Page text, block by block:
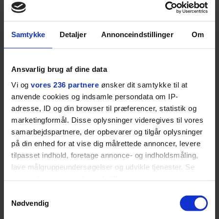
Samtykke Detaljer Annonceindstillinger Om
Ansvarlig brug af dine data
Vi og vores 236 partnere ønsker dit samtykke til at
anvende cookies og indsamle persondata om IP-
adresse, ID og din browser til præferencer, statistik og
marketingformål. Disse oplysninger videregives til vores
samarbejdspartnere, der opbevarer og tilgår oplysninger
på din enhed for at vise dig målrettede annoncer, levere
tilpasset indhold, foretage annonce- og indholdsmåling,
lave målgruppeundersøgelser og udvikle tjenester. Se
tilbage eller ændre indstillinger fra vores
"Cookiedeklaration", eller ved at trykke på "Privacy
Nødvendig
LIVSSTIL
Dua Lipa har
opdatereret sin guide til
København. Og den er –
ganske forudsigelig
NYHEDSBREV
Skriv dig op til
Euromans nyhedsbrev
BOSS’ nye tennis-kollektion er relevant langt ud over
banen
med Australian Open cementerer BOSS sin position i
krydsfeltet mellem tennis, performance og moderne
livsstil.